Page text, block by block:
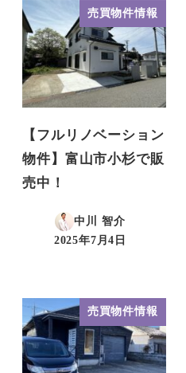
売買物件情報
【フルリノベーション
物件】富山市小杉で販
売中！
中川 智介
投稿日
2025年7月4日
売買物件情報